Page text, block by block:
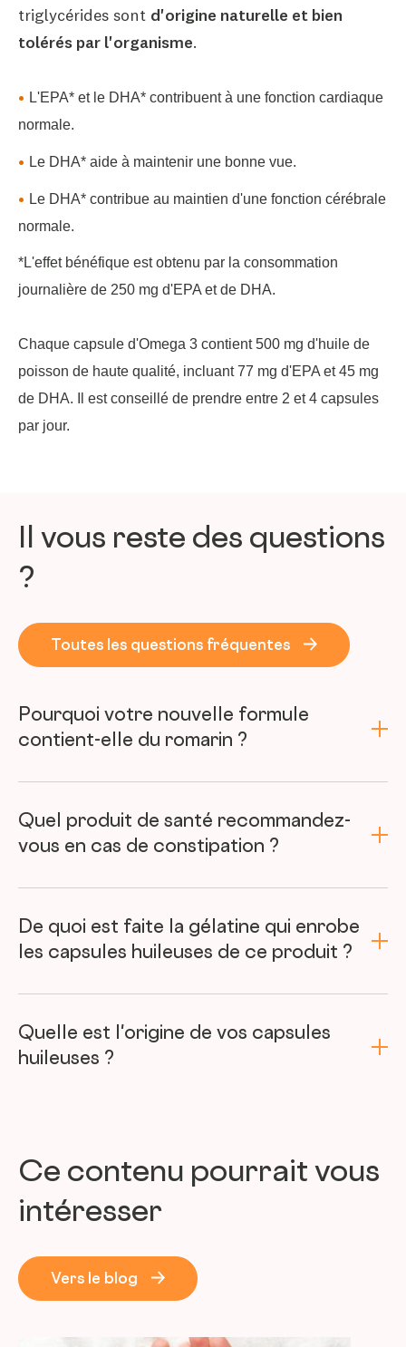
triglycérides sont d'origine naturelle et bien
tolérés par l'organisme.
L'EPA* et le DHA* contribuent à une fonction cardiaque
normale.
Le DHA* aide à maintenir une bonne vue.
Le DHA* contribue au maintien d'une fonction cérébrale
normale.
*L'effet bénéfique est obtenu par la consommation
journalière de 250 mg d'EPA et de DHA.
Chaque capsule d'Omega 3 contient 500 mg d'huile de
poisson de haute qualité, incluant 77 mg d'EPA et 45 mg
de DHA. Il est conseillé de prendre entre 2 et 4 capsules
par jour.
Il vous reste des questions
?
Toutes les questions fréquentes
Pourquoi votre nouvelle formule
contient-elle du romarin ?
Quel produit de santé recommandez-
vous en cas de constipation ?
De quoi est faite la gélatine qui enrobe
les capsules huileuses de ce produit ?
Quelle est l'origine de vos capsules
huileuses ?
Ce contenu pourrait vous
intéresser
Vers le blog